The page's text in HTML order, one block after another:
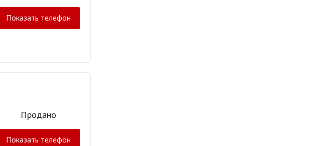
Показать телефон
Продано
Показать телефон